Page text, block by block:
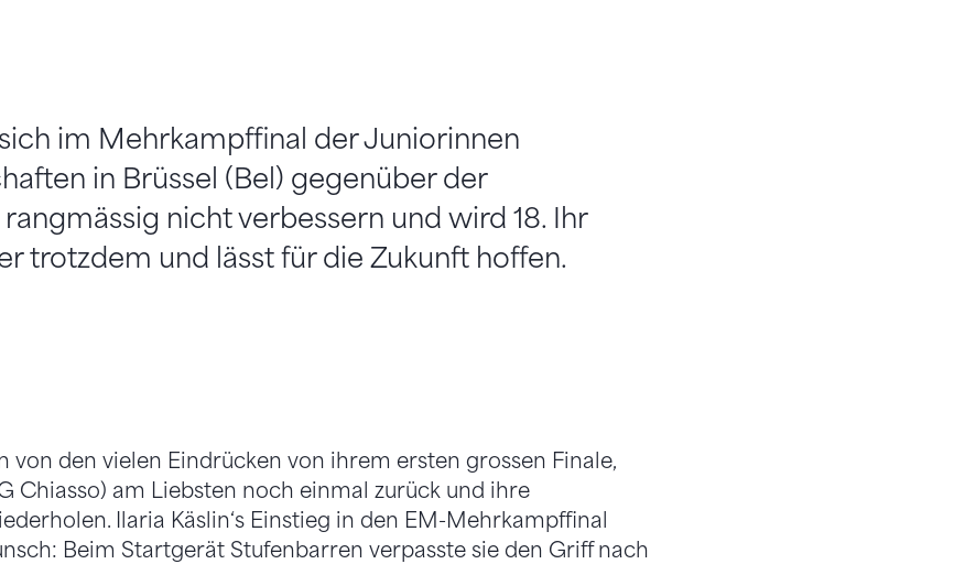
sich im Mehrkampffinal der Juniorinnen
in Brüssel (Bel) gegenüber der
rangmässig nicht verbessern und wird 18. Ihr
trotzdem und lässt für die Zukunft hoffen.
von den vielen Eindrücken von ihrem ersten grossen Finale,
Chiasso) am Liebsten noch einmal zurück und ihre
Ilaria Käslin‘s Einstieg in den EM-Mehrkampffinal
Beim Startgerät Stufenbarren verpasste sie den Griff nach